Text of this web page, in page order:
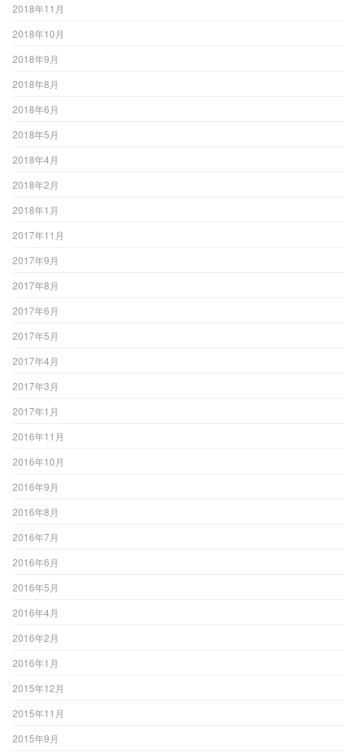
2018年11月
2018年10月
2018年9月
2018年8月
2018年6月
2018年5月
2018年4月
2018年2月
2018年1月
2017年11月
2017年9月
2017年8月
2017年6月
2017年5月
2017年4月
2017年3月
2017年1月
2016年11月
2016年10月
2016年9月
2016年8月
2016年7月
2016年6月
2016年5月
2016年4月
2016年2月
2016年1月
2015年12月
2015年11月
2015年9月